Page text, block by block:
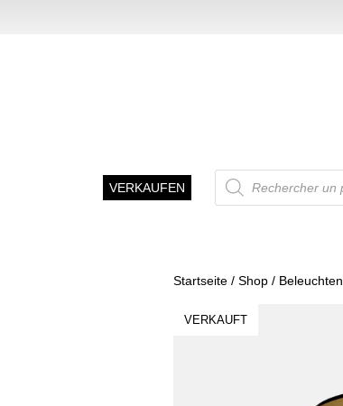
VERKAUFEN
Recherche
de
produits
Startseite / Shop / Beleuchten
VERKAUFT